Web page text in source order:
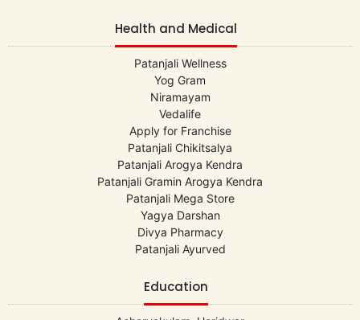
Health and Medical
Patanjali Wellness
Yog Gram
Niramayam
Vedalife
Apply for Franchise
Patanjali Chikitsalya
Patanjali Arogya Kendra
Patanjali Gramin Arogya Kendra
Patanjali Mega Store
Yagya Darshan
Divya Pharmacy
Patanjali Ayurved
Education